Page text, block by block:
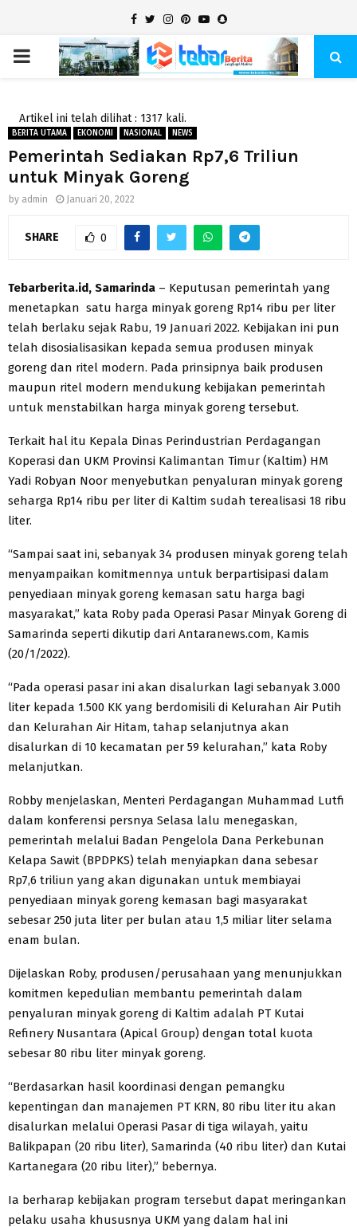
Facebook
TwitterInstagram
Pinterest
YoutubeSnapchat
PRIMARY
Artikel ini telah dilihat : 1317 kali.
BERITA UTAMA EKONOMI NASIONAL NEWS
Pemerintah Sediakan Rp7,6 Triliun
untuk Minyak Goreng
by admin Januari 20, 2022
SHARE 0
Tebarberita.id, Samarinda – Keputusan pemerintah yang
menetapkan satu harga minyak goreng Rp14 ribu per liter
telah berlaku sejak Rabu, 19 Januari 2022. Kebijakan ini pun
telah disosialisasikan kepada semua produsen minyak
goreng dan ritel modern. Pada prinsipnya baik produsen
maupun ritel modern mendukung kebijakan pemerintah
untuk menstabilkan harga minyak goreng tersebut.
Terkait hal itu Kepala Dinas Perindustrian Perdagangan
Koperasi dan UKM Provinsi Kalimantan Timur (Kaltim) HM
Yadi Robyan Noor menyebutkan penyaluran minyak goreng
seharga Rp14 ribu per liter di Kaltim sudah terealisasi 18 ribu
liter.
“Sampai saat ini, sebanyak 34 produsen minyak goreng telah
menyampaikan komitmennya untuk berpartisipasi dalam
penyediaan minyak goreng kemasan satu harga bagi
masyarakat,” kata Roby pada Operasi Pasar Minyak Goreng di
Samarinda seperti dikutip dari Antaranews.com, Kamis
(20/1/2022).
“Pada operasi pasar ini akan disalurkan lagi sebanyak 3.000
liter kepada 1.500 KK yang berdomisili di Kelurahan Air Putih
dan Kelurahan Air Hitam, tahap selanjutnya akan
disalurkan di 10 kecamatan per 59 kelurahan,” kata Roby
melanjutkan.
Robby menjelaskan, Menteri Perdagangan Muhammad Lutfi
dalam konferensi persnya Selasa lalu menegaskan,
pemerintah melalui Badan Pengelola Dana Perkebunan
Kelapa Sawit (BPDPKS) telah menyiapkan dana sebesar
Rp7,6 triliun yang akan digunakan untuk membiayai
penyediaan minyak goreng kemasan bagi masyarakat
sebesar 250 juta liter per bulan atau 1,5 miliar liter selama
enam bulan.
Dijelaskan Roby, produsen/perusahaan yang menunjukkan
komitmen kepedulian membantu pemerintah dalam
penyaluran minyak goreng di Kaltim adalah PT Kutai
Refinery Nusantara (Apical Group) dengan total kuota
sebesar 80 ribu liter minyak goreng.
“Berdasarkan hasil koordinasi dengan pemangku
kepentingan dan manajemen PT KRN, 80 ribu liter itu akan
disalurkan melalui Operasi Pasar di tiga wilayah, yaitu
Balikpapan (20 ribu liter), Samarinda (40 ribu liter) dan Kutai
Kartanegara (20 ribu liter),” bebernya.
Ia berharap kebijakan program tersebut dapat meringankan
pelaku usaha khususnya UKM yang dalam hal ini